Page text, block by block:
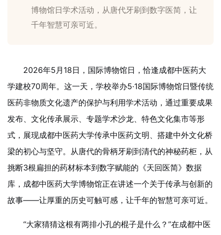
博物馆日学术活动，从唐代牙刷到数字医简，让
千年智慧可亲可近。
2026年5月18日，国际博物馆日，恰逢成都中医药大
学建校70周年。这一天，学校举办5·18国际博物馆日暨传统
医药非物质文化遗产的保护与利用学术活动，通过重要成果
发布、文化传承展示、专题学术沙龙、特色文化集市等形
式，展现成都中医药大学传承中医药文明、搭建中外文化桥
梁的初心与坚守。从唐代的骨柄牙刷到清代的神秘药柜，从
挑断3根扁担的药材标本到数字赋能的《天回医简》数据
库，成都中医药大学博物馆正在讲述一个关于传承与创新的
故事——让厚重的历史可触可感，让千年的智慧可亲可近。
“大家猜猜这根有两排小孔的棍子是什么？”在成都中医